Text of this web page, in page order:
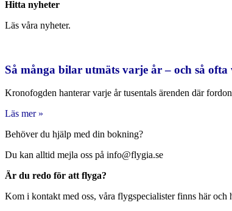
Hitta nyheter
Läs våra nyheter.
Så många bilar utmäts varje år – och så
Kronofogden hanterar varje år tusentals ärenden där
Läs mer »
Behöver du hjälp med din bokning?
Du kan alltid mejla oss på info@flygia.se
Är du redo för att flyga?
Kom i kontakt med oss, våra flygspecialister finns här och